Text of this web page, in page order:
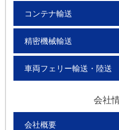
コンテナ輸送
精密機械輸送
車両フェリー輸送・陸送
会社
会社概要